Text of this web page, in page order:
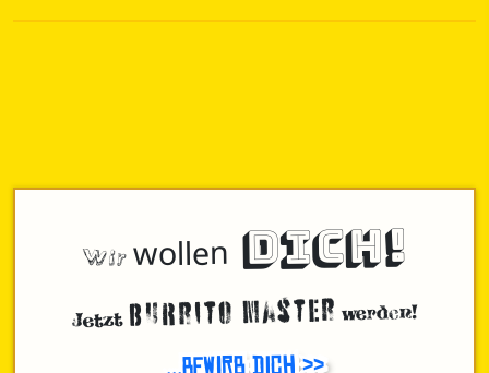
Wirwollen DICH!
Jetzt Burrito Master werden!
...bewirb Dich >>